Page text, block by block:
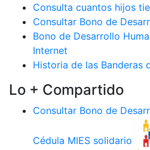
Consulta cuantos hijos
Consultar Bono de
Bono de Desarrollo
Internet
Historia de las Banderas
Lo + Compartido
Consultar Bono de
Cédula MIES solidario